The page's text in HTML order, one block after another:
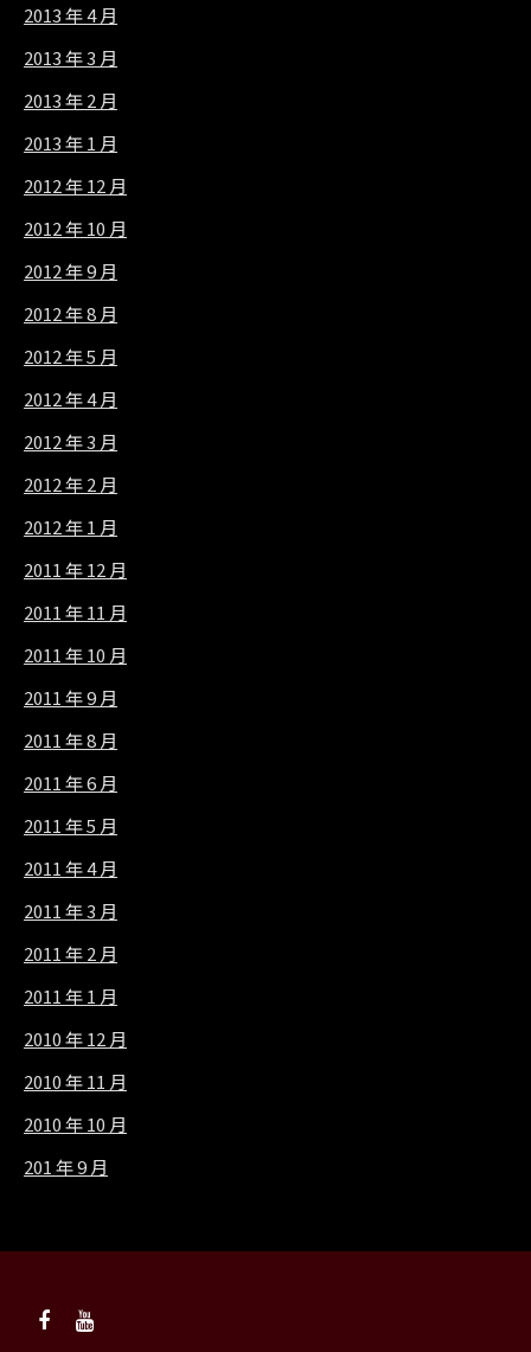
2013 年 4 月
2013 年 3 月
2013 年 2 月
2013 年 1 月
2012 年 12 月
2012 年 10 月
2012 年 9 月
2012 年 8 月
2012 年 5 月
2012 年 4 月
2012 年 3 月
2012 年 2 月
2012 年 1 月
2011 年 12 月
2011 年 11 月
2011 年 10 月
2011 年 9 月
2011 年 8 月
2011 年 6 月
2011 年 5 月
2011 年 4 月
2011 年 3 月
2011 年 2 月
2011 年 1 月
2010 年 12 月
2010 年 11 月
2010 年 10 月
201 年 9 月